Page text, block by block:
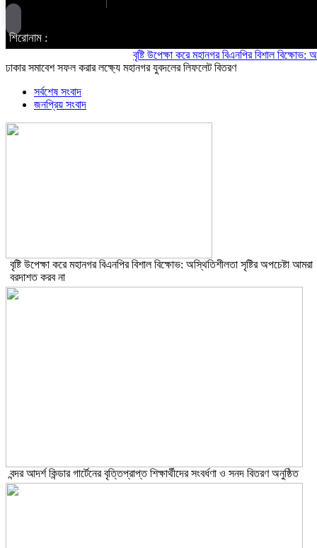
শিরোনাম :
বৃষ্টি উপেক্ষা করে মহানগর বিএনপির বিশাল বিক্ষোভ:
ঢাকার সমাবেশ সফল করার লক্ষ্যে মহানগর যুবদলের লিফলেট বিতরণ
সর্বশেষ সংবাদ
জনপ্রিয় সংবাদ
বৃষ্টি উপেক্ষা করে মহানগর বিএনপির বিশাল বিক্ষোভ: অস্থিতিশীলতা সৃষ্টির অপচেষ্টা আমরা
বরদাশত করব না
বন্দর আদর্শ কিন্ডার গার্টেনের বৃত্তিপ্রাপ্ত শিক্ষার্থীদের সংবর্ধণা ও সনদ বিতরণ অনুষ্ঠিত